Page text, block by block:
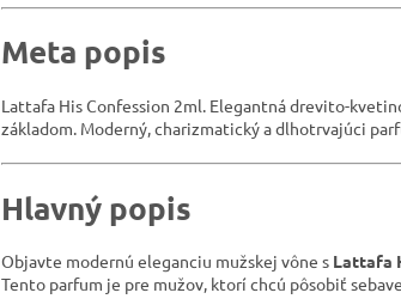
Meta popis
Lattafa His Confession 2ml. Elegantná drevito-
základom. Moderný, charizmatický a dlhotrvajúci
Hlavný popis
Objavte modernú eleganciu mužskej vône s Lattafa
Tento parfum je pre mužov, ktorí chcú pôsobiť